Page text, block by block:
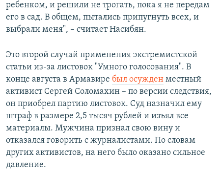
ребенком, и решили не трогать, пока я не передам
его в сад. В общем, пытались припугнуть всех, и
выбрали меня", – считает Насибян.
Это второй случай применения экстремистской
статьи из-за листовок "Умного голосования". В
конце августа в Армавире был осужден местный
активист Сергей Соломахин – по версии следствия,
он приобрел партию листовок. Суд назначил ему
штраф в размере 2,5 тысяч рублей и изъял все
материалы. Мужчина признал свою вину и
отказался говорить с журналистами. По словам
других активистов, на него было оказано сильное
давление.